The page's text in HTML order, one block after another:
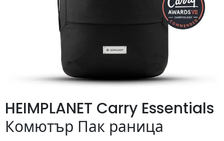
HEIMPLANET Carry Essentials
Комютър Пак раница